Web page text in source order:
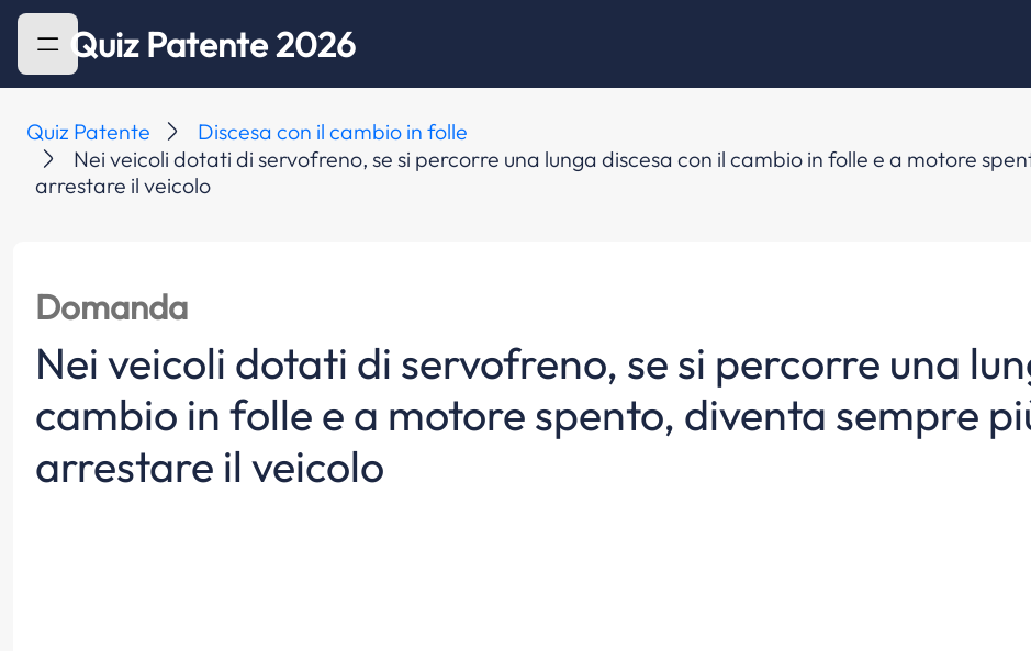
Quiz Patente 2026
Quiz Patente
Discesa con il cambio in folle
Nei veicoli dotati di servofreno, se si percorre una lunga discesa con il cambio in folle e a motore
arrestare il veicolo
Domanda
Nei veicoli dotati di servofreno, se si percorre una
cambio in folle e a motore spento, diventa sempre
arrestare il veicolo